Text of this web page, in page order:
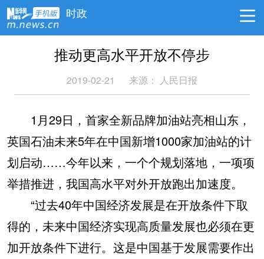
时政
推动更高水平开放不停步
2019-02-21 来源： 人民日报
1月29日，首家全新品牌加油站亮相山东，
英国石油未来5年在中国新增1000家加油站的计
划启动……今年以来，一个个规划落地，一项项
举措推进，我国高水平对外开放跑出加速度。
“过去40年中国经济发展是在开放条件下取
得的，未来中国经济实现高质量发展也必须在更
加开放条件下进行。这是中国基于发展需要作出